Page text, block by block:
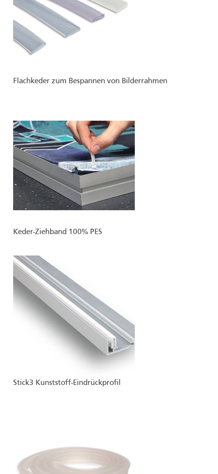
Flachkeder zum Bespannen von Bilderrahmen
Keder-Ziehband 100% PES
Stick3 Kunststoff-Eindrückprofil